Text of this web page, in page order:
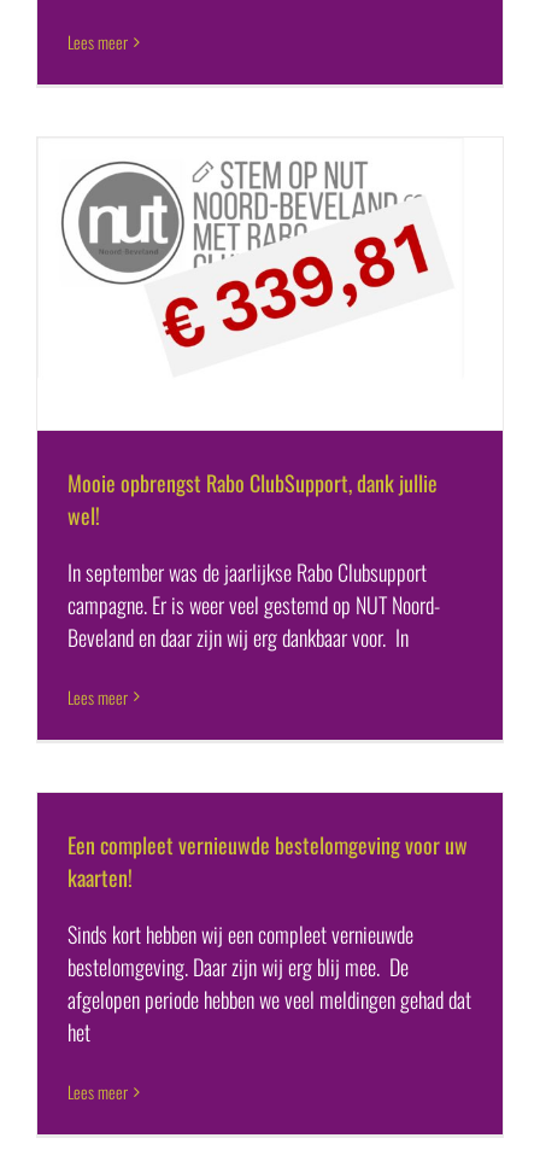
Lees meer
Mooie opbrengst Rabo ClubSupport, dank jullie
wel!
In september was de jaarlijkse Rabo Clubsupport
campagne. Er is weer veel gestemd op NUT Noord-
Beveland en daar zijn wij erg dankbaar voor. In
Lees meer
Een compleet vernieuwde bestelomgeving voor uw
kaarten!
Sinds kort hebben wij een compleet vernieuwde
bestelomgeving. Daar zijn wij erg blij mee. De
afgelopen periode hebben we veel meldingen gehad dat
het
Lees meer